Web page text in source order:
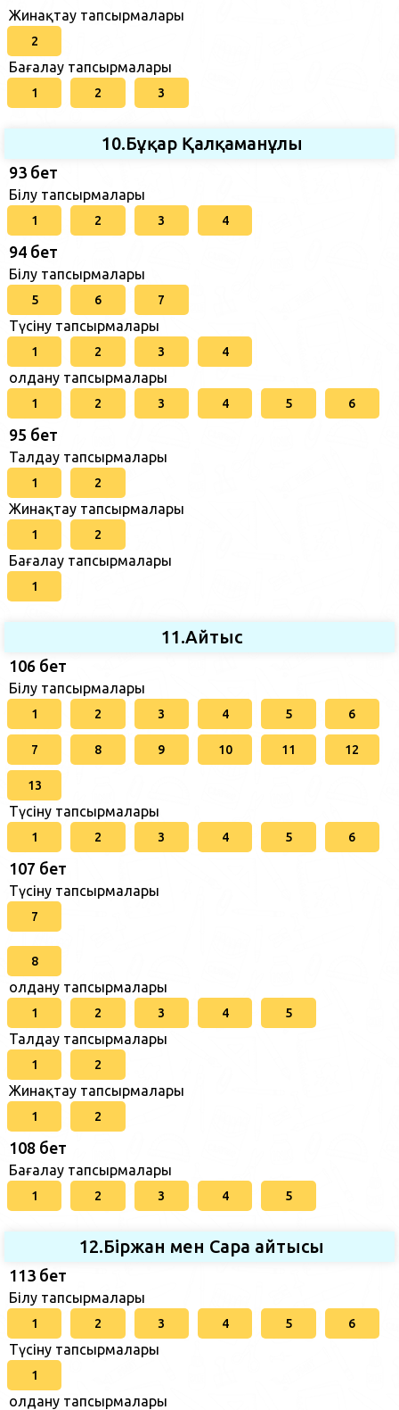
Жинақтау тапсырмалары
2
Бағалау тапсырмалары
1 2 3
10.Бұқар Қалқаманұлы
93 бет
Білу тапсырмалары
1 2 3 4
94 бет
Білу тапсырмалары
5 6 7
Түсіну тапсырмалары
1 2 3 4
Қолдану тапсырмалары
1 2 3 4 5 6
95 бет
Талдау тапсырмалары
1 2
Жинақтау тапсырмалары
1 2
Бағалау тапсырмалары
1
11.Айтыс
106 бет
Білу тапсырмалары
1 2 3 4 5 6
7 8 9 10 11 12
13
Түсіну тапсырмалары
1 2 3 4 5 6
107 бет
Түсіну тапсырмалары
7
8
Қолдану тапсырмалары
1 2 3 4 5
Талдау тапсырмалары
1 2
Жинақтау тапсырмалары
1 2
108 бет
Бағалау тапсырмалары
1 2 3 4 5
12.Біржан мен Сара айтысы
113 бет
Білу тапсырмалары
1 2 3 4 5 6
Түсіну тапсырмалары
1
Қолдану тапсырмалары